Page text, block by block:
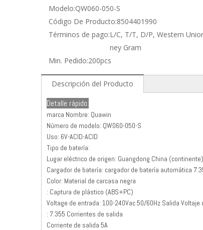
Modelo:QW060-050-S
Código De Producto:8504401990
Términos de pago:L/C, T/T, D/P, Western
ney Gram
Min. Pedido:200pcs
Descripción del Producto
Detalle rápido:
marca Nombre: Quawin
Número de modelo: QW060-050-S
Uso: 6V-ACID-ACID
Tipo de batería:
Lugar eléctrico de origen: Guangdong China (continente)
Cargador de batería: cargador de batería automática
Color: Material de carcasa negra
: Captura de plástico (ABS+PC)
Voltage de entrada: 100-240Vac 50/60Hz Salida Voltaje
: 7.355 Corrientes de salida
Corriente de salida 5A